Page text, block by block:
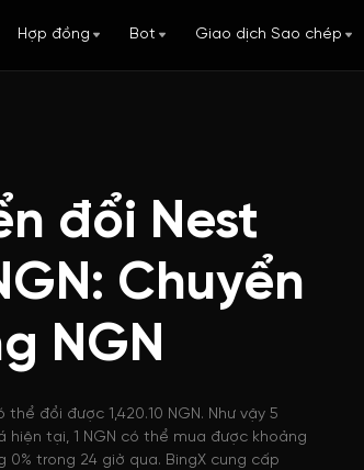
Hợp đồng Bot Giao dịch Sao chép
đổi Nest
Chuyển
NGN
thể đổi được 1,420.10 NGN. Như vậy 5
hiện tại, 1 NGN có thể mua được khoảng
0% trong 24 giờ qua. BingX cung cấp